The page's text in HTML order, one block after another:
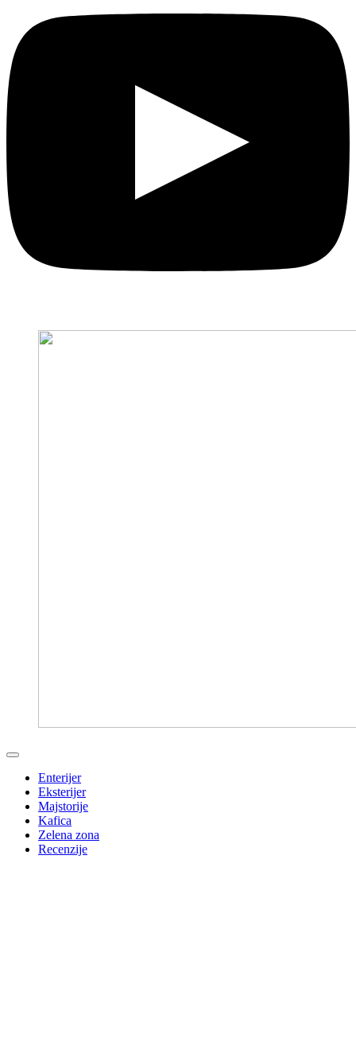
Enterijer
Eksterijer
Majstorije
Kafica
Zelena zona
Recenzije